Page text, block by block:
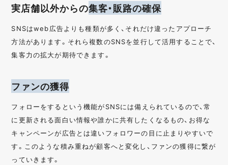
実店舗以外からの集客・販路の確保
SNSはweb広告よりも種類が多く、それだけ違ったアプローチ
方法があります。それら複数のSNSを並行して活用することで、
集客力の拡大が期待できます。
ファンの獲得
フォローをするという機能がSNSには備えられているので、常
に更新される面白い情報や誰かに共有したくなるもの、お得な
キャンペーンが広告とは違いフォロワーの目に止まりやすいで
す。このような積み重ねが顧客へと変化し、ファンの獲得に繋が
っていきます。